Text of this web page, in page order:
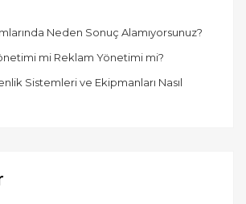
Neden Sonuç Alamıyorsunuz?
mi Reklam Yönetimi mi?
Sistemleri ve Ekipmanları Nasıl